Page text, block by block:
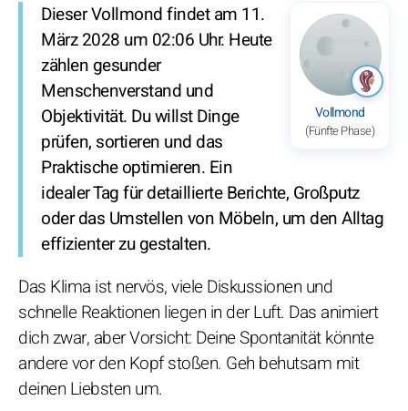
Vollmond
(Fünfte Phase)
Dieser Vollmond findet am 11.
März 2028 um 02:06 Uhr. Heute
zählen gesunder
Menschenverstand und
Objektivität. Du willst Dinge
prüfen, sortieren und das
Praktische optimieren. Ein
idealer Tag für detaillierte Berichte, Großputz
oder das Umstellen von Möbeln, um den Alltag
effizienter zu gestalten.
Das Klima ist nervös, viele Diskussionen und
schnelle Reaktionen liegen in der Luft. Das animiert
dich zwar, aber Vorsicht: Deine Spontanität könnte
andere vor den Kopf stoßen. Geh behutsam mit
deinen Liebsten um.